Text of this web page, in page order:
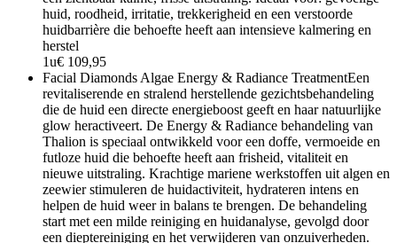
huid, roodheid, irritatie, trekkerigheid en een verstoorde
huidbarrière die behoefte heeft aan intensieve kalmering en
herstel
1u€ 109,95
Facial Diamonds Algae Energy & Radiance TreatmentEen
revitaliserende en stralend herstellende gezichtsbehandeling
die de huid een directe energieboost geeft en haar natuurlijke
glow heractiveert. De Energy & Radiance behandeling van
Thalion is speciaal ontwikkeld voor een doffe, vermoeide en
futloze huid die behoefte heeft aan frisheid, vitaliteit en
nieuwe uitstraling. Krachtige mariene werkstoffen uit algen en
zeewier stimuleren de huidactiviteit, hydrateren intens en
helpen de huid weer in balans te brengen. De behandeling
start met een milde reiniging en huidanalyse, gevolgd door
een dieptereiniging en het verwijderen van onzuiverheden.